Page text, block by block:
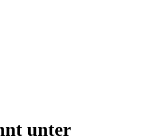
unter